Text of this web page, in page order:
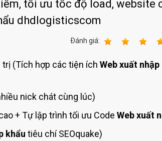
tối ưu tốc độ load, website
dhdlogisticscom
Ðánh giá:
(Tích hợp các tiện ích Web xuất nhập
nick chát cùng lúc)
+ Tự lập trình tối ưu Code Web xuất
khẩu tiêu chí SEOquake)